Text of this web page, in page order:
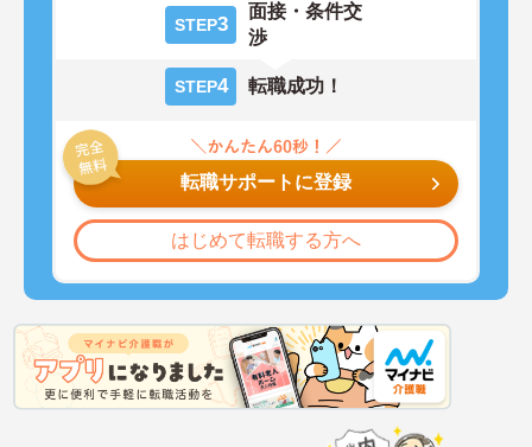
STEP3
面接・条件交
渉
STEP4 転職成功！
転職サポートに登録
はじめて転職する方へ